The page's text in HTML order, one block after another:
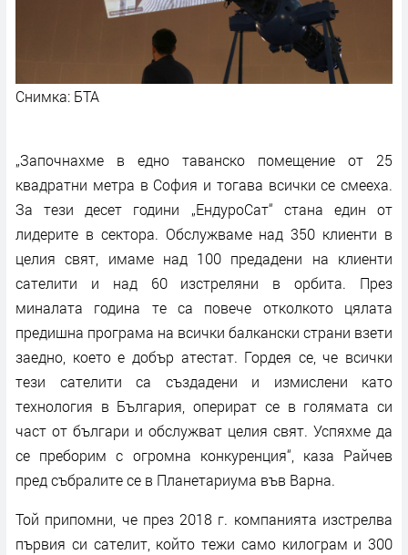
Снимка: БТА
„Започнахме в едно таванско помещение от 25
квадратни метра в София и тогава всички се смееха.
За тези десет години „ЕндуроСат“ стана един от
лидерите в сектора. Обслужваме над 350 клиенти в
целия свят, имаме над 100 предадени на клиенти
сателити и над 60 изстреляни в орбита. През
миналата година те са повече отколкото цялата
предишна програма на всички балкански страни взети
заедно, което е добър атестат. Гордея се, че всички
тези сателити са създадени и измислени като
технология в България, оперират се в голямата си
част от българи и обслужват целия свят. Успяхме да
се преборим с огромна конкуренция“, каза Райчев
пред събралите се в Планетариума във Варна.
Той припомни, че през 2018 г. компанията изстрелва
първия си сателит, който тежи само килограм и 300